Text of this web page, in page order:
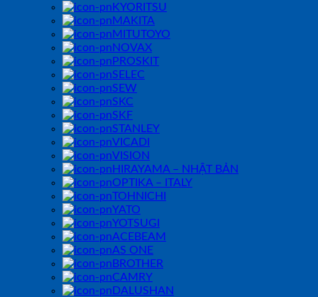
KYORITSU
MAKITA
MITUTOYO
NOVAX
PROSKIT
SELEC
SEW
SKC
SKF
STANLEY
VICADI
VISION
HIRAYAMA – NHẬT BẢN
OPTIKA – ITALY
TOHNICHI
YATO
YOTSUGI
ACEBEAM
AS ONE
BROTHER
CAMRY
DALUSHAN